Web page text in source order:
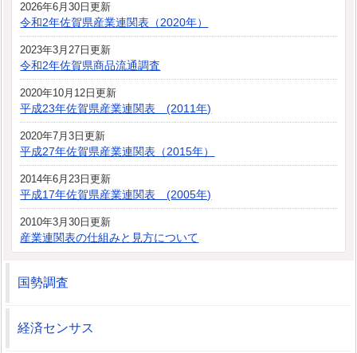
2026年6月30日更新
令和2年佐賀県産業連関表（2020年）
2023年3月27日更新
令和2年佐賀県商品流通調査
2020年10月12日更新
平成23年佐賀県産業連関表 (2011年)
2020年7月3日更新
平成27年佐賀県産業連関表（2015年）
2014年6月23日更新
平成17年佐賀県産業連関表 (2005年)
2010年3月30日更新
産業連関表の仕組みと見方について
国勢調査
経済センサス